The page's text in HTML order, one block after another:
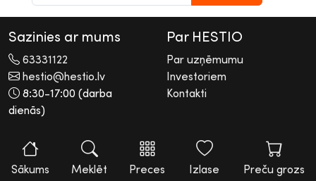
Sākums Meklēt Preces Izlase Preču grozs
Sazinies ar mums
63331122
hestio@hestio.lv
8:30-17:00 (darba
dienās)
Par HESTIO
Par uzņēmumu
Investoriem
Kontakti
2026 © Hestio AS
Visas tiesības rezervētas. Informācijas pārpublicēšana bez
rakstiskas atļaujas aizliegta.